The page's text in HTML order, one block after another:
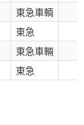
東急車輌
東急
東急車輛
東急